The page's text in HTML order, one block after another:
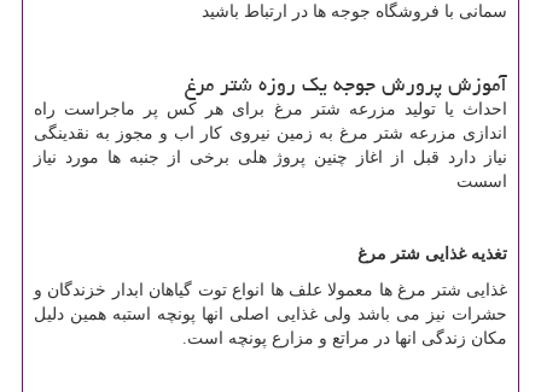
سمانی با فروشگاه جوجه ها در ارتباط باشید
آموزش پرورش جوجه یک روزه شتر مرغ
احداث یا تولید مزرعه شتر مرغ برای هر کس پر ماجراست راه
اندازی مزرعه شتر مرغ به زمین نیروی کار اب و مجوز به نقدینگی
نیاز دارد قبل از اغاز چنین پروژ هلی برخی از جنبه ها مورد نیاز
اسست
تغذیه غذایی شتر مرغ
غذایی شتر مرغ ها معمولا علف ها انواع توت گیاهان ابدار خزندگان و
حشرات نیز می باشد ولی غذایی اصلی انها پونچه استبه همین دلیل
مکان زندگی انها در مراتع و مزارع پونچه است.